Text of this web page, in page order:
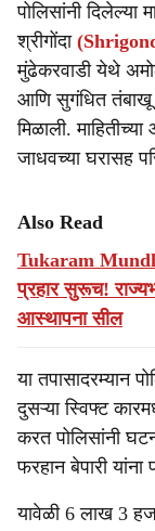
पोलिसांनी
श्रीगोंदा
मुंढेकरवाडी येथे
आणि सुगंधित तंबाखू
मिळाली.
जाधवच्या घरासह
Also Read
Tukaram
प्रहार सुरूच!
आस्थापना सील
या तपासादरम्यान
दुसऱ्या स्विफ्ट
करत पोलिसांनी
फरहान बेपारी
यावेळी 6 लाख 3